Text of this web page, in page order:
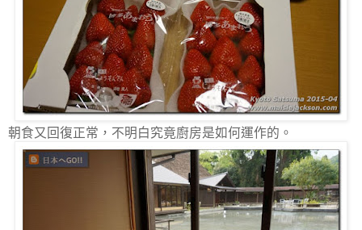
朝食又回復正常，不明白究竟廚房是如何運作的。